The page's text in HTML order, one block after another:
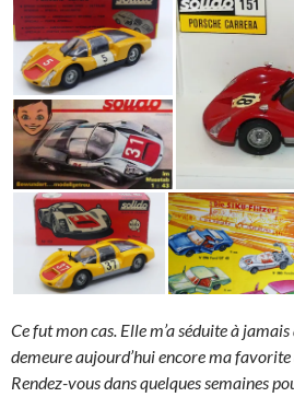
Ce fut mon cas. Elle m’a séduite à
demeure aujourd’hui encore ma favorite
Rendez-vous dans quelques semaines